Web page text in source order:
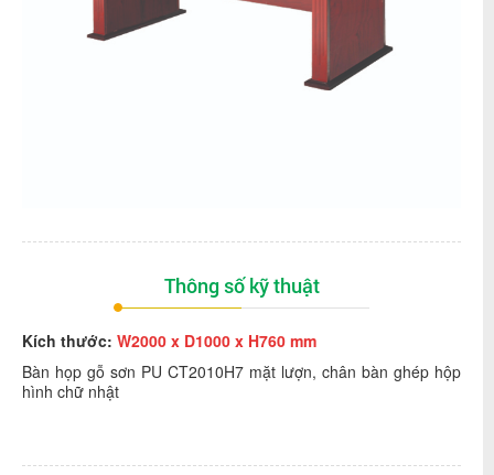
Thông số kỹ thuật
Kích thước: W2000 x D1000 x H760 mm
Bàn họp gỗ sơn PU CT2010H7 mặt lượn, chân bàn ghép hộp
hình chữ nhật